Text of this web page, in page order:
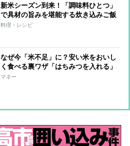
新米シーズン到来！「調味料ひとつ」
で具材の旨みを堪能する炊き込みご飯
レシピ9つ
料理・レシピ
なぜ今「米不足」に？安い米をおいし
く食べる裏ワザ「はちみつを入れる」
「氷を入れる」等を節約アドバイザー
マネー